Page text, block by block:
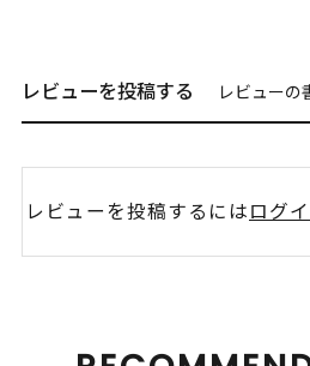
レビューを投稿する レビューの
レビューを投稿するにはログ